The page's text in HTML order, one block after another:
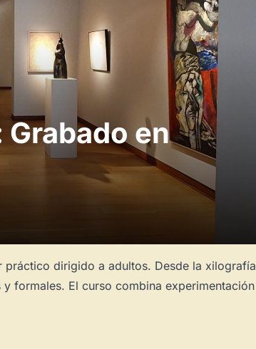
en
dirigido a adultos. Desde la
formales. El curso combina